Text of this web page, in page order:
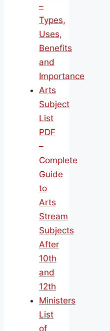
–
Types,
Uses,
Benefits
and
Importance
Arts
Subject
List
PDF
–
Complete
Guide
to
Arts
Stream
Subjects
After
10th
and
12th
Ministers
List
of